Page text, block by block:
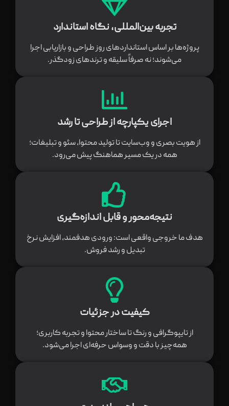
تجربه بین‌المللی، نگاه استاندارد
پروژه‌ها بر اساس استانداردهای روز طراحی و بازاریابی اجرا
می‌شوند؛ نه صرفاً سلیقه و ترندهای زودگذر.
اجرای یکپارچه از طراحی تا رشد
از هویت بصری و وب‌سایت تا تولید محتوا، سئو و تبلیغات؛
همه در یک مسیر هماهنگ پیش می‌رود.
نتیجه‌محور و قابل اندازه‌گیری
هدف ما خروجی واقعی است: ورودی هدفمند، افزایش نرخ
تبدیل و رشد فروش.
کیفیت در جزئیات
از تایپوگرافی و رنگ تا ساختار محتوا و تجربه کاربری؛
همه‌چیز با دقت و وسواس حرفه‌ای اجرا می‌شود.